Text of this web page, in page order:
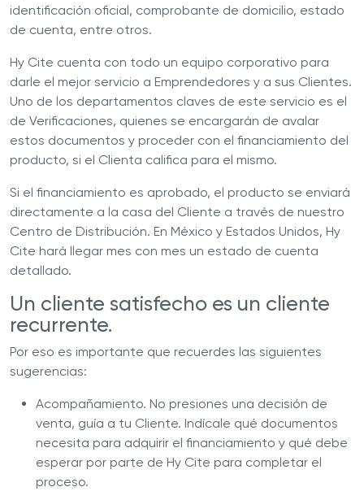
identificación oficial, comprobante de domicilio, estado
de cuenta, entre otros.
Hy Cite cuenta con todo un equipo corporativo para
darle el mejor servicio a Emprendedores y a sus Clientes.
Uno de los departamentos claves de este servicio es el
de Verificaciones, quienes se encargarán de avalar
estos documentos y proceder con el financiamiento del
producto, si el Clienta califica para el mismo.
Si el financiamiento es aprobado, el producto se enviará
directamente a la casa del Cliente a través de nuestro
Centro de Distribución. En México y Estados Unidos, Hy
Cite hará llegar mes con mes un estado de cuenta
detallado.
Un cliente satisfecho es un cliente
recurrente.
Por eso es importante que recuerdes las siguientes
sugerencias:
Acompañamiento. No presiones una decisión de
venta, guía a tu Cliente. Indícale qué documentos
necesita para adquirir el financiamiento y qué debe
esperar por parte de Hy Cite para completar el
proceso.